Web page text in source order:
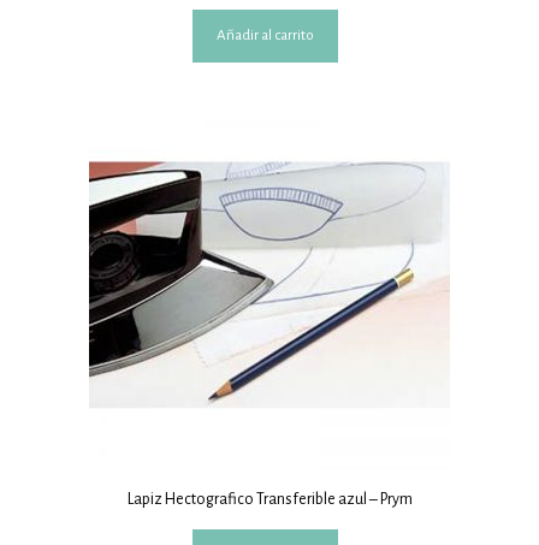
Añadir al carrito
Lapiz Hectografico Transferible azul – Prym